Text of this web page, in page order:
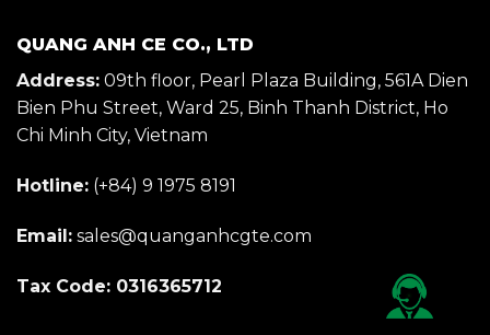
QUANG ANH CE CO., LTD
Address: 09th floor, Pearl Plaza Building, 561A Dien
Bien Phu Street, Ward 25, Binh Thanh District, Ho
Chi Minh City, Vietnam
Hotline: (+84) 9 1975 8191
Email: sales@quanganhcgte.com
Tax Code: 0316365712